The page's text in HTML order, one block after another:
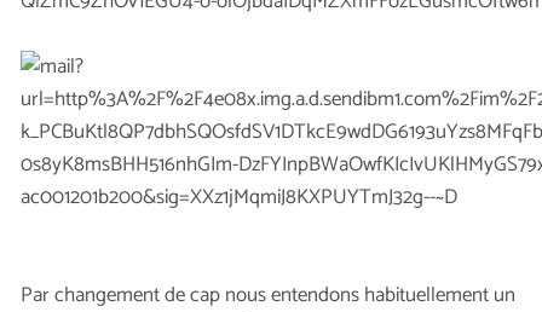
Par changement de cap nous entendons habituellement un